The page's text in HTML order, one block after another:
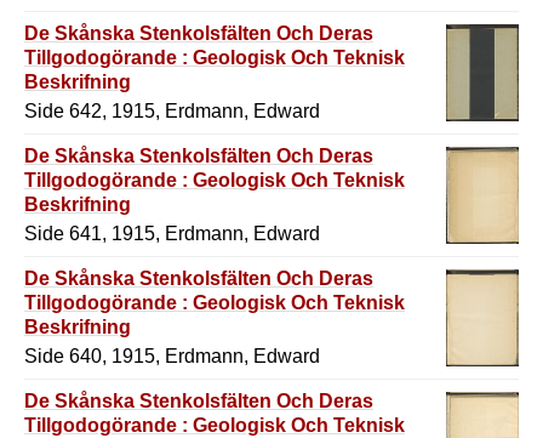
De Skånska Stenkolsfälten Och Deras
Tillgodogörande : Geologisk Och Teknisk
Beskrifning
Side 642, 1915, Erdmann, Edward
De Skånska Stenkolsfälten Och Deras
Tillgodogörande : Geologisk Och Teknisk
Beskrifning
Side 641, 1915, Erdmann, Edward
De Skånska Stenkolsfälten Och Deras
Tillgodogörande : Geologisk Och Teknisk
Beskrifning
Side 640, 1915, Erdmann, Edward
De Skånska Stenkolsfälten Och Deras
Tillgodogörande : Geologisk Och Teknisk